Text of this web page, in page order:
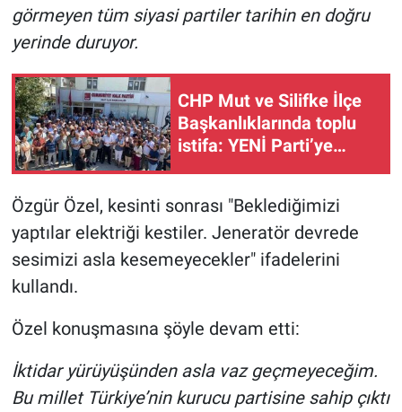
görmeyen tüm siyasi partiler tarihin en doğru
yerinde duruyor.
CHP Mut ve Silifke İlçe
Başkanlıklarında toplu
istifa: YENİ Parti’ye
Özgür Özel, kesinti sonrası "Beklediğimizi
yaptılar elektriği kestiler. Jeneratör devrede
sesimizi asla kesemeyecekler" ifadelerini
kullandı.
Özel konuşmasına şöyle devam etti:
İktidar yürüyüşünden asla vaz geçmeyeceğim.
Bu millet Türkiye’nin kurucu partisine sahip çıktı